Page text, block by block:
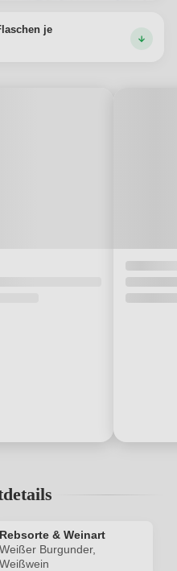
je
Rebsorte & Weinart
Weißer Burgunder,
Weißwein